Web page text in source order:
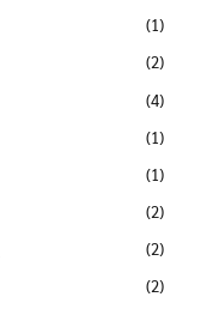
(1)
(2)
(4)
(1)
(1)
(2)
(2)
(2)